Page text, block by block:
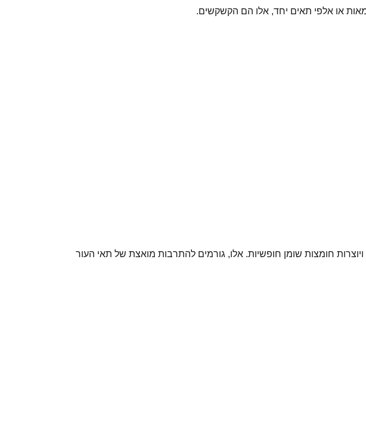
או אלפי תאים יחד, אלו הם הקשקשים.
חומצות שומן חופשיות. אלו, גורמים להתרבות מואצת של תאי העור